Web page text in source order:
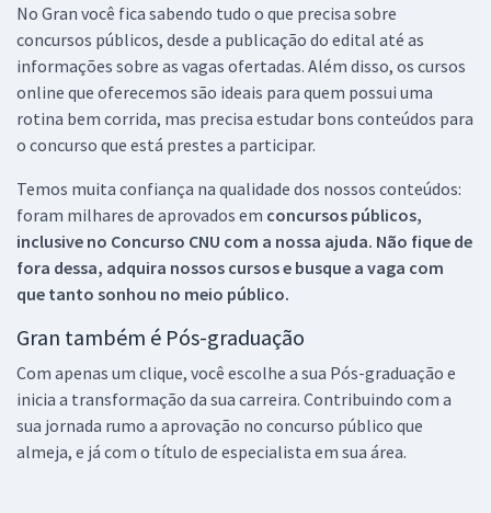
No Gran você fica sabendo tudo o que precisa sobre
concursos públicos, desde a publicação do edital até as
informações sobre as vagas ofertadas. Além disso, os cursos
online que oferecemos são ideais para quem possui uma
rotina bem corrida, mas precisa estudar bons conteúdos para
o concurso que está prestes a participar.
Temos muita confiança na qualidade dos nossos conteúdos:
foram milhares de aprovados em concursos públicos,
inclusive no Concurso CNU com a nossa ajuda. Não fique de
fora dessa, adquira nossos cursos e busque a vaga com
que tanto sonhou no meio público.
Gran também é Pós-graduação
Com apenas um clique, você escolhe a sua Pós-graduação e
inicia a transformação da sua carreira. Contribuindo com a
sua jornada rumo a aprovação no concurso público que
almeja, e já com o título de especialista em sua área.